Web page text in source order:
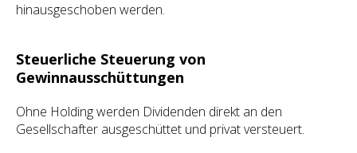
hinausgeschoben werden.
Steuerliche Steuerung von
Gewinnausschüttungen
Ohne Holding werden Dividenden direkt an den
Gesellschafter ausgeschüttet und privat versteuert.